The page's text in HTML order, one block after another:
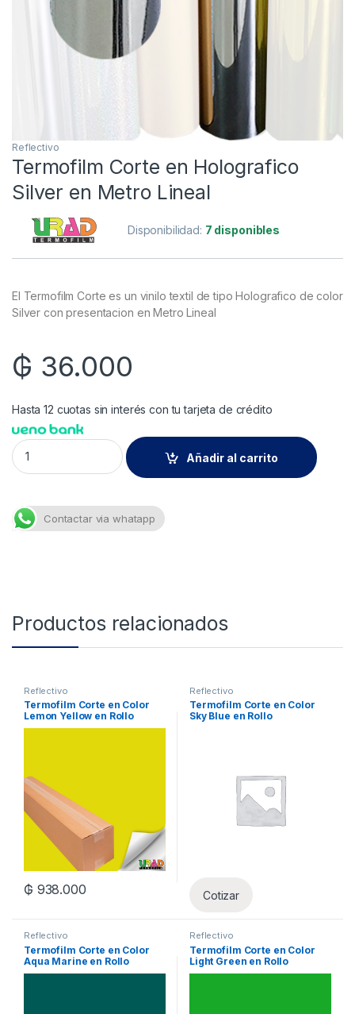
Reflectivo
Termofilm Corte en Holografico
Silver en Metro Lineal
Disponibilidad: 7 disponibles
El Termofilm Corte es un vinilo textil de tipo Holografico de color
Silver con presentacion en Metro Lineal
₲ 36.000
Hasta 12 cuotas sin interés con tu tarjeta de crédito
Termofilm Corte en Holografico Silver en Metro Lineal
Añadir al carrito
Contactar via whatapp
Productos relacionados
Reflectivo
Termofilm Corte en Color
Lemon Yellow en Rollo
₲ 938.000
Reflectivo
Termofilm Corte en Color
Sky Blue en Rollo
Cotizar
Reflectivo
Termofilm Corte en Color
Aqua Marine en Rollo
Reflectivo
Termofilm Corte en Color
Light Green en Rollo